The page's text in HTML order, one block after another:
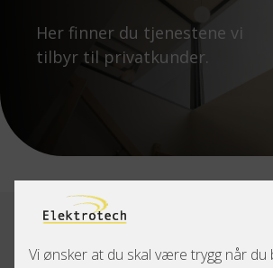
Her finner du tjenestene vi
tilbyr til privatkunder.